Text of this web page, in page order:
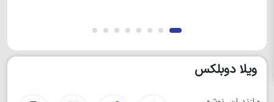
ویلا دوبلکس